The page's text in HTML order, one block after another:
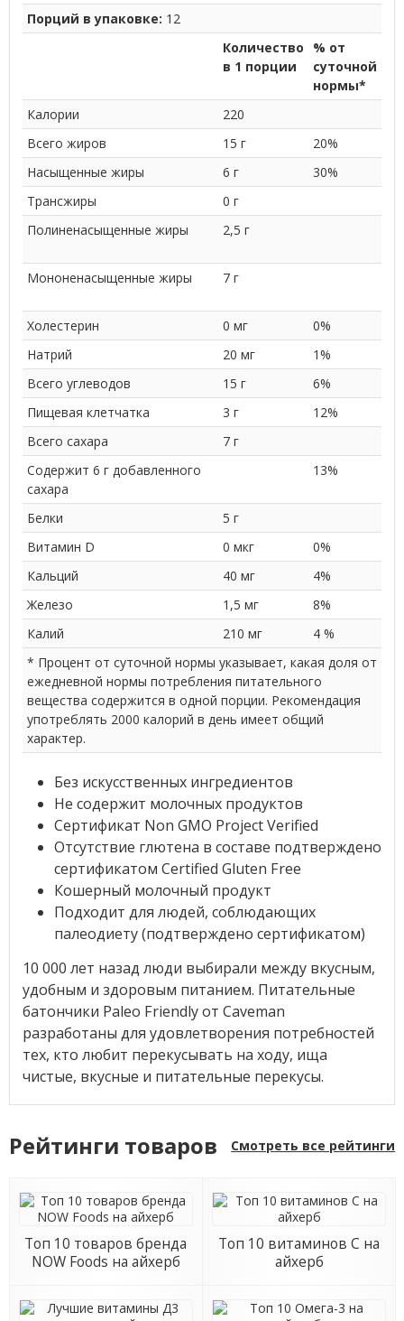
Порций в упаковке: 12
Количество
в 1 порции
% от
суточной
нормы*
Калории
220
Всего жиров
15 г
20%
Насыщенные жиры
6 г
30%
Трансжиры
0 г
Полиненасыщенные жиры
2,5 г
Мононенасыщенные жиры 7 г
Холестерин 0 мг
0%
Натрий
20 мг
1%
Всего углеводов
15 г
6%
Пищевая клетчатка
3 г
12%
Всего сахара
7 г
Содержит 6 г добавленного
сахара
13%
Белки
5 г
Витамин D
0 мкг
0%
Кальций
40 мг
4%
Железо
1,5 мг
8%
Калий
210 мг
4 %
* Процент от суточной нормы указывает, какая доля от
ежедневной нормы потребления питательного
вещества содержится в одной порции. Рекомендация
употреблять 2000 калорий в день имеет общий
характер.
Без искусственных ингредиентов
Не содержит молочных продуктов
Сертификат Non GMO Project Verified
Отсутствие глютена в составе подтверждено
сертификатом Certified Gluten Free
Кошерный молочный продукт
Подходит для людей, соблюдающих
палеодиету (подтверждено сертификатом)
10 000 лет назад люди выбирали между вкусным,
удобным и здоровым питанием. Питательные
батончики Paleo Friendly от Caveman
разработаны для удовлетворения потребностей
тех, кто любит перекусывать на ходу, ища
чистые, вкусные и питательные перекусы.
Рейтинги товаров Смотреть все рейтинги
Топ 10 товаров бренда
NOW Foods на айхерб
Топ 10 витаминов С на
айхерб